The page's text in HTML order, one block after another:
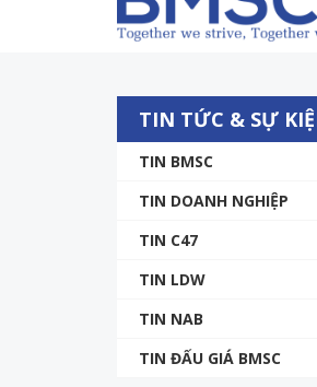
TIN TỨC & SỰ
TIN BMSC
TIN DOANH NGHIỆP
TIN C47
TIN LDW
TIN NAB
TIN ĐẤU GIÁ BMSC